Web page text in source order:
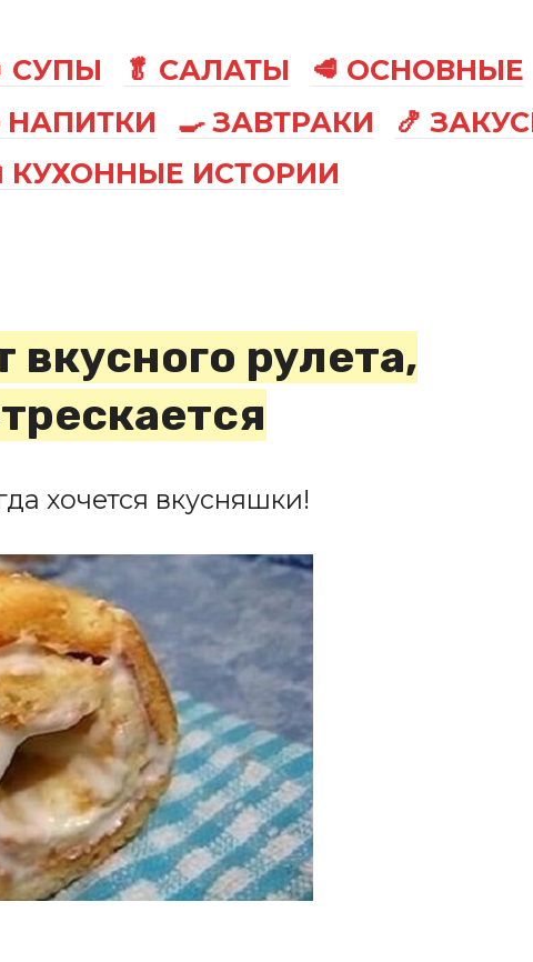
СУПЫ 🥬 САЛАТЫ 🥩 ОСНОВНЫЕ
НАПИТКИ
🍳 ЗАВТРАКИ 🍤
КУХОННЫЕ ИСТОРИИ
вкусного рулета,
хочется вкусняшки!